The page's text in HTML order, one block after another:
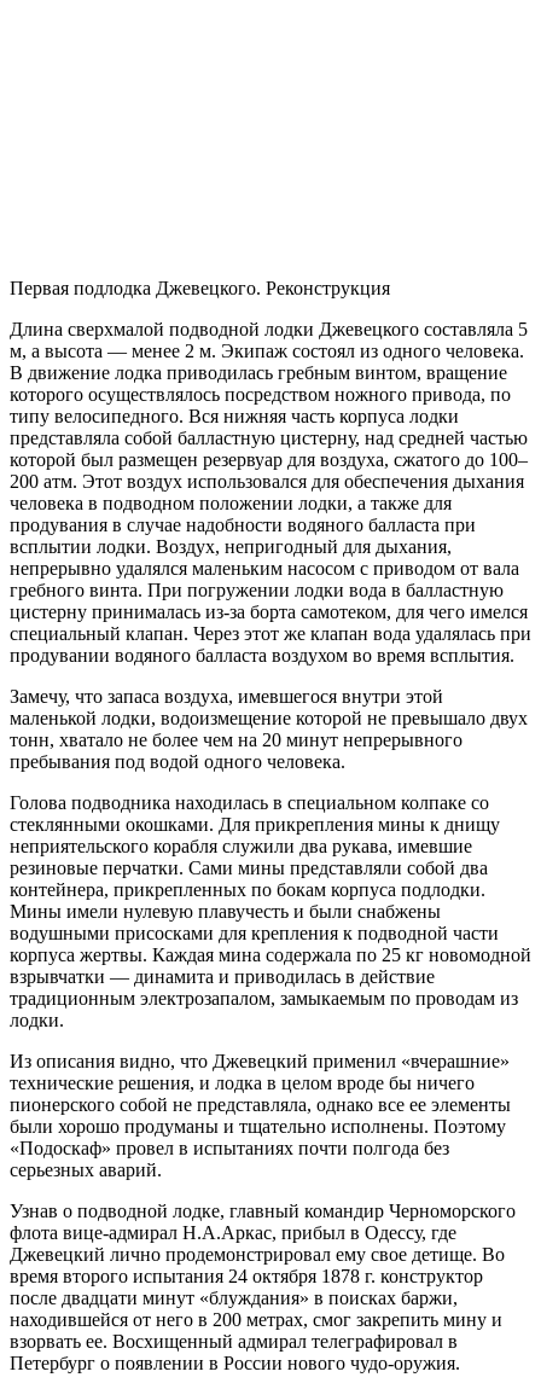
Первая подлодка Джевецкого. Реконструкция
Длина сверхмалой подводной лодки Джевецкого составляла 5
м, а высота — менее 2 м. Экипаж состоял из одного человека.
В движение лодка приводилась гребным винтом, вращение
которого осуществлялось посредством ножного привода, по
типу велосипедного. Вся нижняя часть корпуса лодки
представляла собой балластную цистерну, над средней частью
которой был размещен резервуар для воздуха, сжатого до 100–
200 атм. Этот воздух использовался для обеспечения дыхания
человека в подводном положении лодки, а также для
продувания в случае надобности водяного балласта при
всплытии лодки. Воздух, непригодный для дыхания,
непрерывно удалялся маленьким насосом с приводом от вала
гребного винта. При погружении лодки вода в балластную
цистерну принималась из-за борта самотеком, для чего имелся
специальный клапан. Через этот же клапан вода удалялась при
продувании водяного балласта воздухом во время всплытия.
Замечу, что запаса воздуха, имевшегося внутри этой
маленькой лодки, водоизмещение которой не превышало двух
тонн, хватало не более чем на 20 минут непрерывного
пребывания под водой одного человека.
Голова подводника находилась в специальном колпаке со
стеклянными окошками. Для прикрепления мины к днищу
неприятельского корабля служили два рукава, имевшие
резиновые перчатки. Сами мины представляли собой два
контейнера, прикрепленных по бокам корпуса подлодки.
Мины имели нулевую плавучесть и были снабжены
водушными присосками для крепления к подводной части
корпуса жертвы. Каждая мина содержала по 25 кг новомодной
взрывчатки — динамита и приводилась в действие
традиционным электрозапалом, замыкаемым по проводам из
лодки.
Из описания видно, что Джевецкий применил «вчерашние»
технические решения, и лодка в целом вроде бы ничего
пионерского собой не представляла, однако все ее элементы
были хорошо продуманы и тщательно исполнены. Поэтому
«Подоскаф» провел в испытаниях почти полгода без
серьезных аварий.
Узнав о подводной лодке, главный командир Черноморского
флота вице-адмирал Н.А.Аркас, прибыл в Одессу, где
Джевецкий лично продемонстрировал ему свое детище. Во
время второго испытания 24 октября 1878 г. конструктор
после двадцати минут «блуждания» в поисках баржи,
находившейся от него в 200 метрах, смог закрепить мину и
взорвать ее. Восхищенный адмирал телеграфировал в
Петербург о появлении в России нового чудо-оружия.